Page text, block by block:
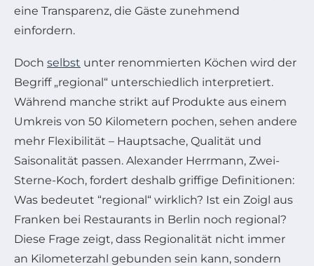
eine Transparenz, die Gäste zunehmend
einfordern.
Doch selbst unter renommierten Köchen wird der
Begriff „regional“ unterschiedlich interpretiert.
Während manche strikt auf Produkte aus einem
Umkreis von 50 Kilometern pochen, sehen andere
mehr Flexibilität – Hauptsache, Qualität und
Saisonalität passen. Alexander Herrmann, Zwei-
Sterne-Koch, fordert deshalb griffige Definitionen:
Was bedeutet “regional“ wirklich? Ist ein Zoigl aus
Franken bei Restaurants in Berlin noch regional?
Diese Frage zeigt, dass Regionalität nicht immer
an Kilometerzahl gebunden sein kann, sondern